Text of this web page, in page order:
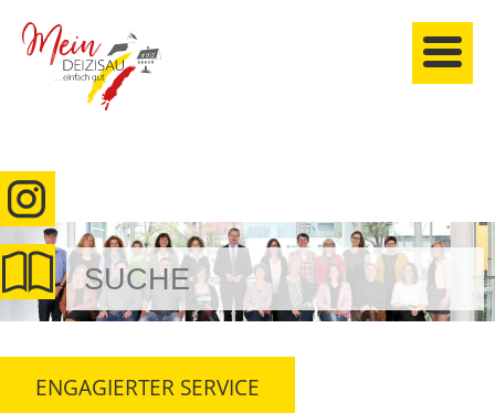
anmelden
ENGAGIERTER SERVICE